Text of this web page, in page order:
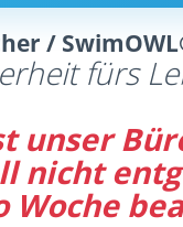
/
fürs
unser
nicht
Woche